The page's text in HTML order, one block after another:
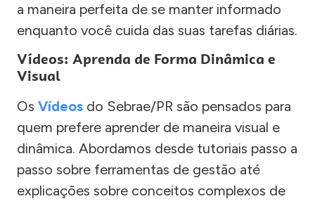
a maneira perfeita de se manter informado
enquanto você cuida das suas tarefas diárias.
Vídeos: Aprenda de Forma Dinâmica e
Visual
Os Vídeos do Sebrae/PR são pensados para
quem prefere aprender de maneira visual e
dinâmica. Abordamos desde tutoriais passo a
passo sobre ferramentas de gestão até
explicações sobre conceitos complexos de